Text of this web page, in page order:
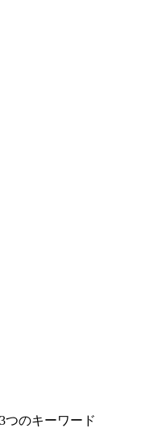
つのキーワード